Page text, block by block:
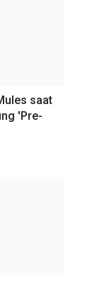
saat
'Pre-